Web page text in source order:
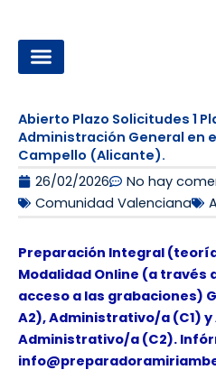
contenido
Abierto Plazo Solicitudes 1
Administración General en
Campello (Alicante).
26/02/2026
No hay
Comunidad Valenciana
Preparación Integral
Modalidad Online (a través
acceso a las grabaciones)
A2), Administrativo/a (C1) y
Administrativo/a (C2).